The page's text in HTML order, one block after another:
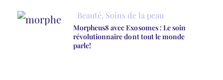
Beauté, Soins de la peau
Morpheus8 avec Exosomes : Le soin
révolutionnaire dont tout le monde
parle!